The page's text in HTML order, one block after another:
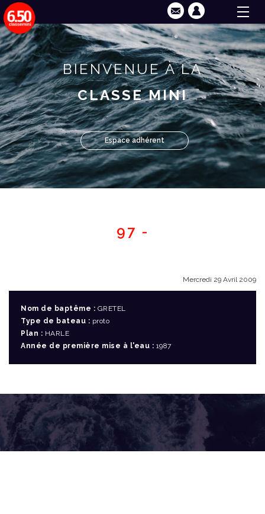
BIENVENUE À LA
CLASSE MINI
Espace adhérent
97 -
Mercredi 29 Avril 2009
Nom de baptême : GRETEL
Type de bateau : proto
Plan : HARLE
Année de première mise à l'eau : 1987